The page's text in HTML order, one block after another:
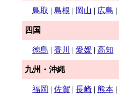
鳥取 | 島根 | 岡山 | 広島 |
四国
徳島 | 香川 | 愛媛 | 高知
九州・沖縄
福岡 | 佐賀 | 長崎 | 熊本 |